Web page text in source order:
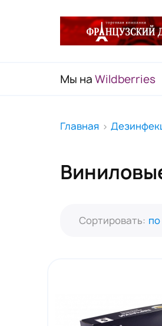
Мы на Wildberries
RENI Каталог
Органайзеры для
(Подарочный
Парикмахерские и
Главная
Сортировать: